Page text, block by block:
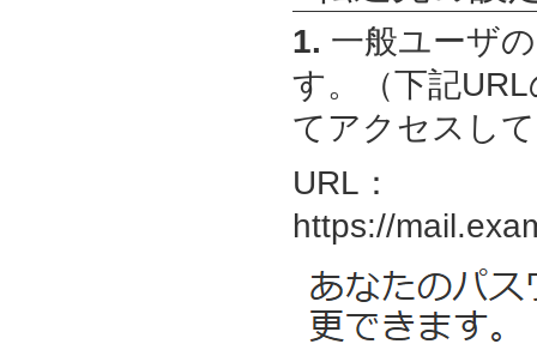
1. 一般ユーザ
す。（下記
てアクセスし
URL：
https://